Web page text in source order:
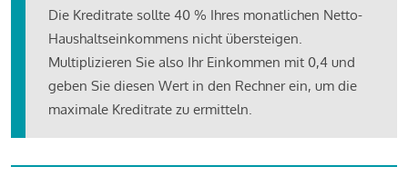
Die Kreditrate sollte 40 % Ihres monatlichen Netto-
Haushaltseinkommens nicht übersteigen.
Multiplizieren Sie also Ihr Einkommen mit 0,4 und
geben Sie diesen Wert in den Rechner ein, um die
maximale Kreditrate zu ermitteln.